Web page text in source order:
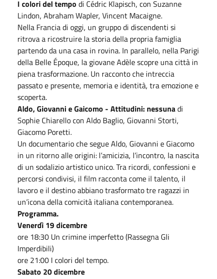
I colori del tempo di Cédric Klapisch, con Suzanne
Lindon, Abraham Wapler, Vincent Macaigne.
Nella Francia di oggi, un gruppo di discendenti si
ritrova a ricostruire la storia della propria famiglia
partendo da una casa in rovina. In parallelo, nella Parigi
della Belle Époque, la giovane Adèle scopre una città in
piena trasformazione. Un racconto che intreccia
passato e presente, memoria e identità, tra emozione e
scoperta.
Aldo, Giovanni e Gaicomo - Attitudini: nessunadi
Sophie Chiarello con Aldo Baglio, Giovanni Storti,
Giacomo Poretti.
Un documentario che segue Aldo, Giovanni e Giacomo
in un ritorno alle origini: l’amicizia, l’incontro, la nascita
di un sodalizio artistico unico. Tra ricordi, confessioni e
percorsi condivisi, il film racconta come il talento, il
lavoro e il destino abbiano trasformato tre ragazzi in
un’icona della comicità italiana contemporanea.
Programma.
Venerdì 19 dicembre
ore 18:30 Un crimine imperfetto (Rassegna Gli
Imperdibili)
ore 21:00 I colori del tempo.
Sabato 20 dicembre